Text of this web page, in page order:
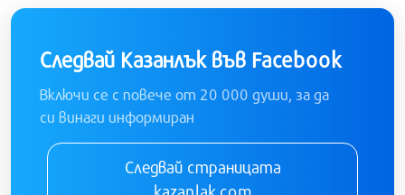
Следвай Казанлък във Facebook
Включи се с повече от 20 000 души, за да
си винаги информиран
Следвай страницата